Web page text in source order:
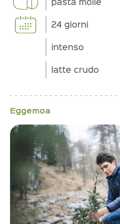
24 giorni
intenso
latte crudo
Eggemoa